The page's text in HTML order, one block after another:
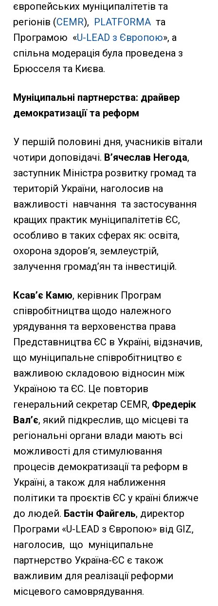
європейських муніципалітетів та
регіонів (CEMR), PLATFORMAта
Програмою «U-LEAD з Європою», а
спільна модерація була проведена з
Брюсселя та Києва.
Муніципальні партнерства: драйвер
демократизації та реформ
У першій половині дня, учасників вітали
чотири доповідачі. В’ячеслав Негода,
заступник Міністра розвитку громад та
територій України, наголосив на
важливості навчання та застосування
кращих практик муніципалітетів ЄС,
особливо в таких сферах як: освіта,
охорона здоров’я, землеустрій,
залучення громад’ян та інвестицій.
Ксав’є Камю, керівник Програм
співробітництва щодо належного
урядування та верховенства права
Представництва ЄС в Україні, відзначив,
що муніципальне співробітництво є
важливою складовою відносин між
Україною та ЄС. Це повторив
генеральний секретар CEMR, Фредерік
Вал’є, який підкреслив, що місцеві та
регіональні органи влади мають всі
можливості для стимулювання
процесів демократизації та реформ в
Україні, а також для наближення
політики та проєктів ЄС у країні ближче
до людей. Бастін Файгель, директор
Програми «U-LEAD з Європою» від GIZ,
наголосив, що муніципальне
партнерство Україна-ЄС є також
важливим для реалізації реформи
місцевого самоврядування.